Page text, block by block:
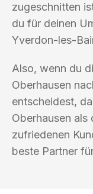
zugeschnitten
du für deinen
Yverdon-les-
Also, wenn du
Oberhausen
entscheidest,
Oberhausen als
zufriedenen
beste Partner